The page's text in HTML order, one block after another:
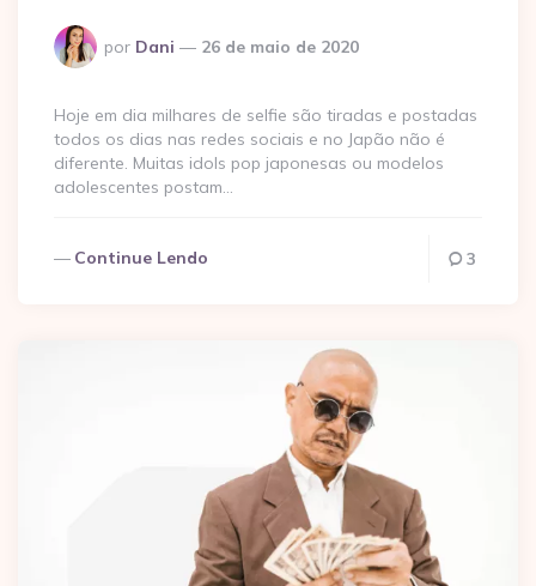
Postado
por
por Dani 26 de maio de 2020
Hoje em dia milhares de selfie são tiradas e postadas
todos os dias nas redes sociais e no Japão não é
diferente. Muitas idols pop japonesas ou modelos
adolescentes postam…
Continue Lendo 3